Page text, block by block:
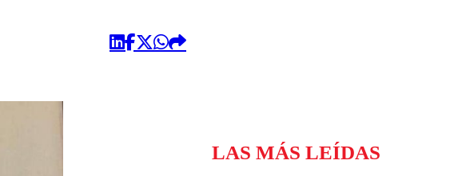
LAS MÁS LEÍDAS